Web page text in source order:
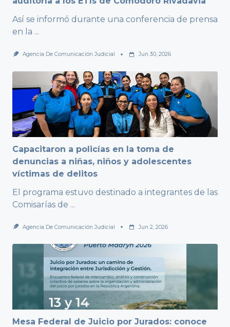
Así se informó durante una conferencia de prensa
en la ...
Agencia De Comunicación Judicial Jun 30, 2026
Capacitaron a policías en la toma de
denuncias a niñas, niños y adolescentes
víctimas de delitos
El programa estuvo destinado a integrantes de las
Comisarías de ...
Agencia De Comunicación Judicial Jun 2, 2026
Mesa Federal de Juicio por Jurados: conoce